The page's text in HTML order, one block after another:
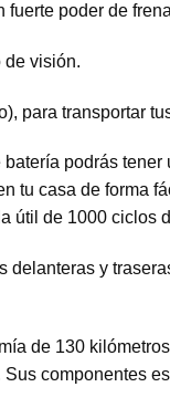
poder de
de visión.
para transportar
podrás
tu casa de forma
útil de 1000 ciclos
y
de 130
componentes